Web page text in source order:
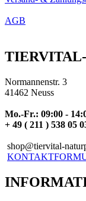
AGB
Normannenstr. 3
41462 Neuss
Mo.-Fr.: 09:00 -
+ 49 ( 211 ) 538 05
shop@tiervital-